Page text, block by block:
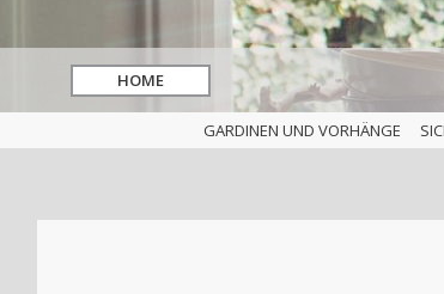
HOME hledat
GARDINEN UND VORHÄNGE